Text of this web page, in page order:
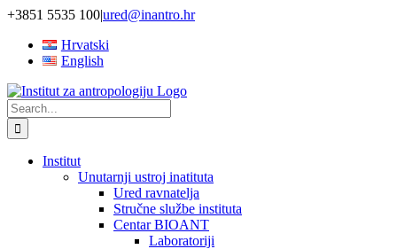
Skip
content
+3851 5535 100|ured@inantro.hr
Hrvatski
English
Search
for:
Institut
Unutarnji ustroj inatituta
Ured ravnatelja
Stručne službe instituta
Centar BIOANT
Laboratoriji